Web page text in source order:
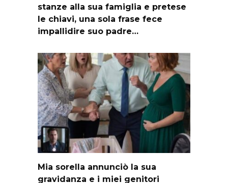
stanze alla sua famiglia e pretese
le chiavi, una sola frase fece
impallidire suo padre…
Mia sorella annunciò la sua
gravidanza e i miei genitori